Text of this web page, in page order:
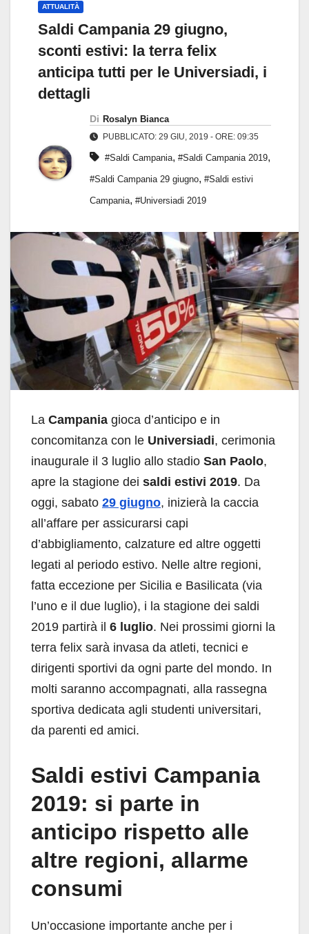
ATTUALITÀ
Saldi Campania 29 giugno,
sconti estivi: la terra felix
anticipa tutti per le Universiadi, i
dettagli
Di Rosalyn Bianca
PUBBLICATO: 29 GIU, 2019 - ORE: 09:35
#Saldi Campania, #Saldi Campania 2019,
#Saldi Campania 29 giugno, #Saldi estivi
Campania, #Universiadi 2019
La Campania gioca d’anticipo e in
concomitanza con le Universiadi, cerimonia
inaugurale il 3 luglio allo stadio San Paolo,
apre la stagione dei saldi estivi 2019. Da
oggi, sabato 29 giugno, inizierà la caccia
all’affare per assicurarsi capi
d’abbigliamento, calzature ed altre oggetti
legati al periodo estivo. Nelle altre regioni,
fatta eccezione per Sicilia e Basilicata (via
l’uno e il due luglio), i la stagione dei saldi
2019 partirà il 6 luglio. Nei prossimi giorni la
terra felix sarà invasa da atleti, tecnici e
dirigenti sportivi da ogni parte del mondo. In
molti saranno accompagnati, alla rassegna
sportiva dedicata agli studenti universitari,
da parenti ed amici.
Saldi estivi Campania
2019: si parte in
anticipo rispetto alle
altre regioni, allarme
consumi
Un’occasione importante anche per i